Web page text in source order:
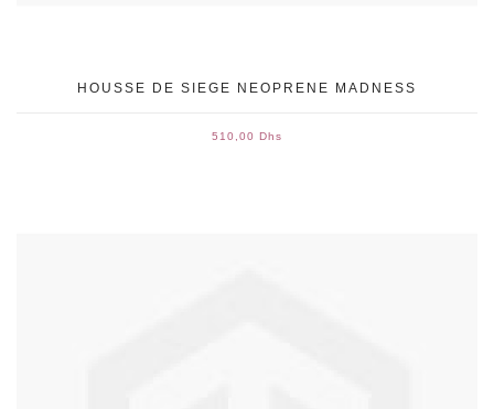
HOUSSE DE SIEGE NEOPRENE MADNESS
510,00 Dhs